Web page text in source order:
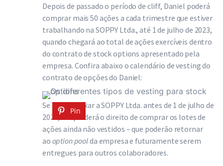
Depois de passado o período de cliff, Daniel poderá
comprar mais 50 ações a cada trimestre que estiver
trabalhando na SOPPY Ltda., até 1 de julho de 2023,
quando chegará ao total de ações exercíveis dentro
do contrato de stock options apresentado pela
empresa. Confira abaixo o calendário de vesting do
contrato de opções do Daniel:
Pin
Se Daniel deixar a SOPPY Ltda. antes de 1 de julho de
2023, ele perderá o direito de comprar os lotes de
ações ainda não vestidos – que poderão retornar
ao option poolda empresa e futuramente serem
entregues para outros colaboradores.